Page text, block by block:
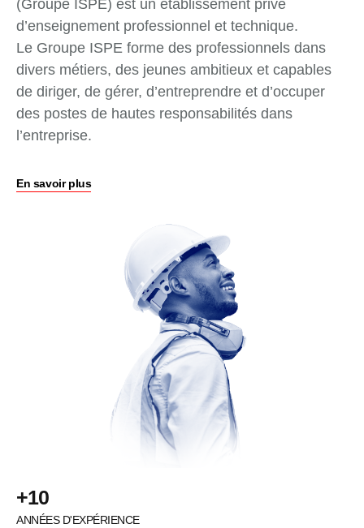
(Groupe ISPE) est un établissement privé
d’enseignement professionnel et technique.
Le Groupe ISPE forme des professionnels dans
divers métiers, des jeunes ambitieux et capables
de diriger, de gérer, d’entreprendre et d’occuper
des postes de hautes responsabilités dans
l’entreprise.
En savoir plus
+10
ANNÉES D'EXPÉRIENCE